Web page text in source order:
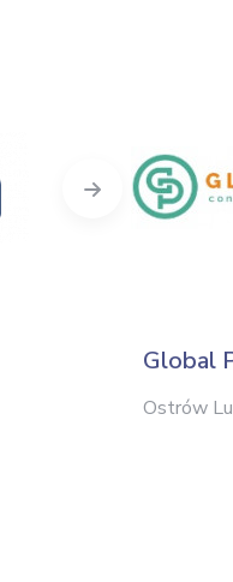
Global
Ostrów
Next